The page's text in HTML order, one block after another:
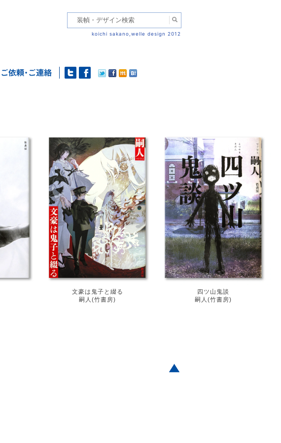
koichi sakano,welle design 2012
文豪は鬼子と綴る
嗣人(竹書房)
四ツ山鬼談
嗣人(竹書房)